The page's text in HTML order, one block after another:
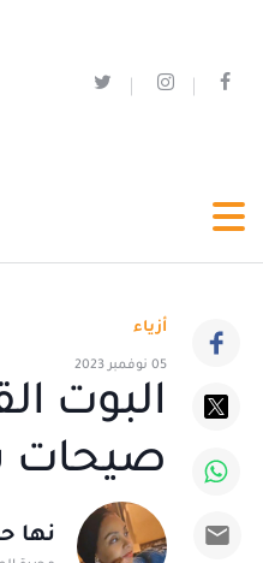
أزياء
05 نوفمبر 2023
البوت
صيحات
نها